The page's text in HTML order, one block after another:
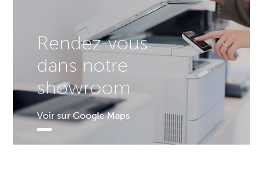
Rendez-vous
dans notre
showroom
Voir sur Google Maps